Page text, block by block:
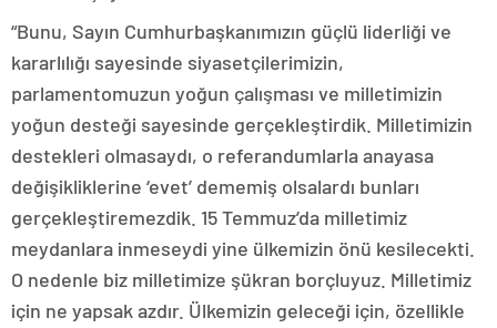
“Bunu, Sayın Cumhurbaşkanımızın güçlü liderliği ve
kararlılığı sayesinde siyasetçilerimizin,
parlamentomuzun yoğun çalışması ve milletimizin
yoğun desteği sayesinde gerçekleştirdik. Milletimizin
destekleri olmasaydı, o referandumlarla anayasa
değişikliklerine ‘evet’ dememiş olsalardı bunları
gerçekleştiremezdik. 15 Temmuz’da milletimiz
meydanlara inmeseydi yine ülkemizin önü kesilecekti.
O nedenle biz milletimize şükran borçluyuz. Milletimiz
için ne yapsak azdır. Ülkemizin geleceği için, özellikle